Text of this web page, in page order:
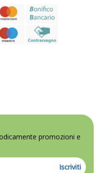
promozioni e
Iscriviti